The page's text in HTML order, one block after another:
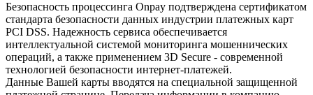
Безопасность процессинга Onpay подтверждена сертификатом
стандарта безопасности данных индустрии платежных карт
PCI DSS. Надежность сервиса обеспечивается
интеллектуальной системой мониторинга мошеннических
операций, а также применением 3D Secure - современной
технологией безопасности интернет-платежей.
Данные Вашей карты вводятся на специальной защищенной